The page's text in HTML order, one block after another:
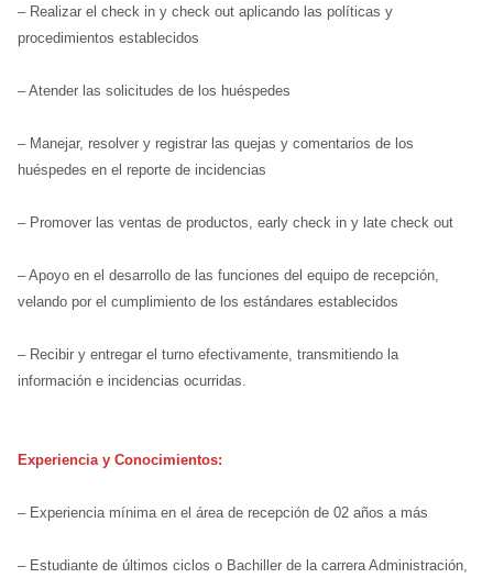
– Realizar el check in y check out aplicando las políticas y
procedimientos establecidos
– Atender las solicitudes de los huéspedes
– Manejar, resolver y registrar las quejas y comentarios de los
huéspedes en el reporte de incidencias
– Promover las ventas de productos, early check in y late check out
– Apoyo en el desarrollo de las funciones del equipo de recepción,
velando por el cumplimiento de los estándares establecidos
– Recibir y entregar el turno efectivamente, transmitiendo la
información e incidencias ocurridas.
Experiencia y Conocimientos:
– Experiencia mínima en el área de recepción de 02 años a más
– Estudiante de últimos ciclos o Bachiller de la carrera Administración,